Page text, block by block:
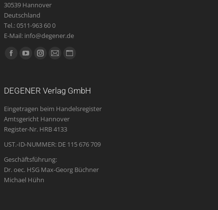
30539 Hannover
Deutschland
Tel.: 0511-963 60 0
E-Mail: info@degener.de
Finden Sie uns auf:
Facebook
new
window
YouTube
new
window
Instagram
new
window
E-
opens
in
new
Website
new
DEGENER Verlag GmbH
Eingetragen beim Handelsregister
Amtsgericht Hannover
Register-Nr. HRB 4133
UST.-ID-NUMMER: DE 115 676 709
Geschäftsführung:
Dr. oec. HSG Max-Georg Büchner
Michael Hühn